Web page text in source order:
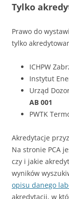
Tylko
Prawo do
tylko
ICHPW
Instytut
Urząd
AB 001
PWTK
Akredytacje
Na stronie PCA
czy i jakie
wyników
opisu danego
akredytacji, w